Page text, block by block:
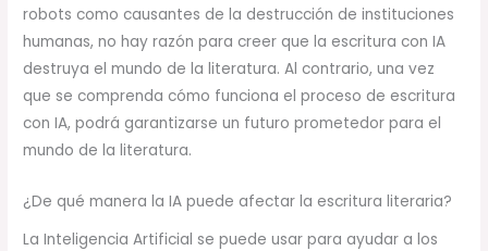
robots como causantes de la destrucción de instituciones
humanas, no hay razón para creer que la escritura con IA
destruya el mundo de la literatura. Al contrario, una vez
que se comprenda cómo funciona el proceso de escritura
con IA, podrá garantizarse un futuro prometedor para el
mundo de la literatura.
¿De qué manera la IA puede afectar la escritura literaria?
La Inteligencia Artificial se puede usar para ayudar a los